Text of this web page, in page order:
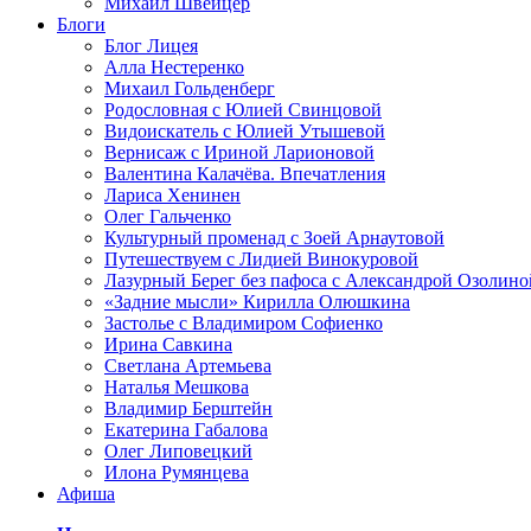
Блоги
Блог Лицея
Алла Нестеренко
Михаил Гольденберг
Родословная с Юлией Свинцовой
Видоискатель с Юлией Утышевой
Вернисаж с Ириной Ларионовой
Валентина Калачёва. Впечатления
Лариса Хенинен
Олег Гальченко
Культурный променад с Зоей Арнаутовой
Путешествуем с Лидией Винокуровой
Лазурный Берег без пафоса с Александрой
«Задние мысли» Кирилла Олюшкина
Застолье с Владимиром Софиенко
Ирина Савкина
Светлана Артемьева
Наталья Мешкова
Владимир Берштейн
Екатерина Габалова
Олег Липовецкий
Илона Румянцева
Афиша